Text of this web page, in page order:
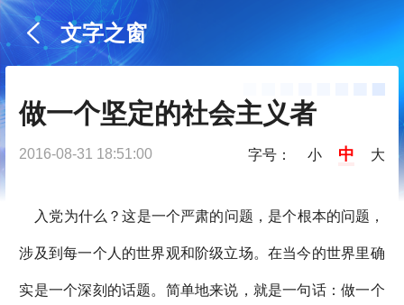
文字之窗
做一个坚定的社会主义者
2016-08-31 18:51:00 字号： 小 中 大
入党为什么？这是一个严肃的问题，是个根本的问题，
涉及到每一个人的世界观和阶级立场。在当今的世界里确
实是一个深刻的话题。简单地来说，就是一句话：做一个